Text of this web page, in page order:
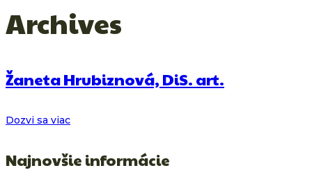
Archives
Žaneta Hrubiznová, DiS. art.
Dozvi sa viac
Najnovšie informácie